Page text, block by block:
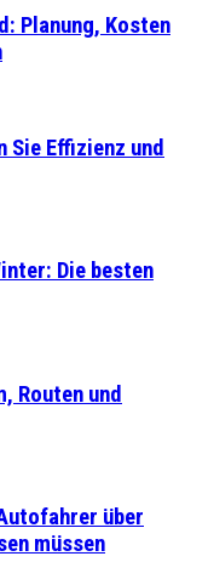
Planung, Kosten
Effizienz und
Die besten
Routen und
über
müssen